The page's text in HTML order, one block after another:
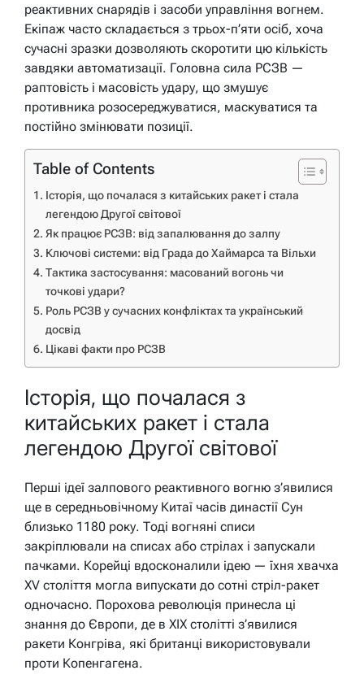
реактивних снарядів і засоби управління вогнем.
Екіпаж часто складається з трьох-п’яти осіб, хоча
сучасні зразки дозволяють скоротити цю кількість
завдяки автоматизації. Головна сила РСЗВ —
раптовість і масовість удару, що змушує
противника розосереджуватися, маскуватися та
постійно змінювати позиції.
Table of Contents
Історія, що почалася з китайських ракет і стала
легендою Другої світової
Як працює РСЗВ: від запалювання до залпу
Ключові системи: від Града до Хаймарса та Вільхи
Тактика застосування: масований вогонь чи
точкові удари?
Роль РСЗВ у сучасних конфліктах та український
досвід
Цікаві факти про РСЗВ
Історія, що почалася з
китайських ракет і стала
легендою Другої світової
Перші ідеї залпового реактивного вогню з’явилися
ще в середньовічному Китаї часів династії Сун
близько 1180 року. Тоді вогняні списи
закріплювали на списах або стрілах і запускали
пачками. Корейці вдосконалили ідею — їхня хвачха
XV століття могла випускати до сотні стріл-ракет
одночасно. Порохова революція принесла ці
знання до Європи, де в XIX столітті з’явилися
ракети Конгріва, які британці використовували
проти Копенгагена.